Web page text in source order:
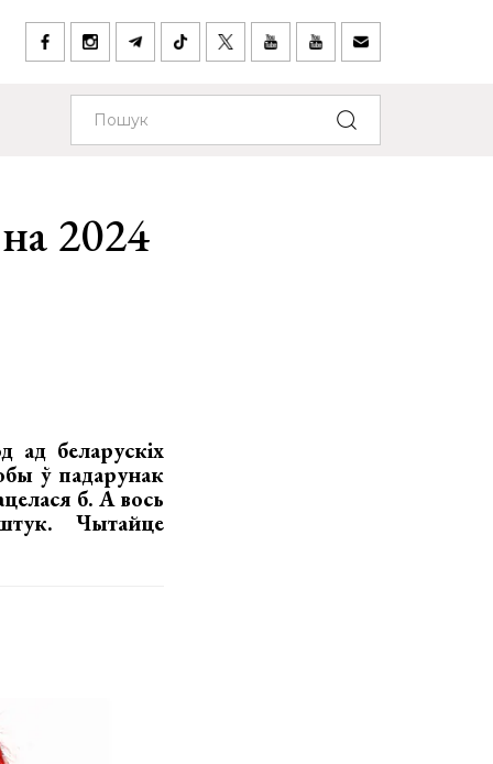
2024
ад беларускіх
ў падарунак
б. А вось
Чытайце